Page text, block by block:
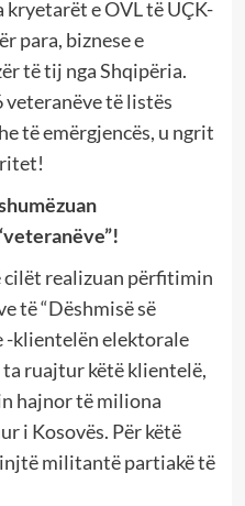
kryetarët e OVL të UÇK-
para, biznese e
të tij nga Shqipëria.
të listës
të emërgjencës, u ngrit
realizuan përfitimin
të “Dëshmisë së
-klientelën elektorale
ruajtur këtë klientelë,
hajnor të miliona
i Kosovës. Për këtë
militantë partiakë të